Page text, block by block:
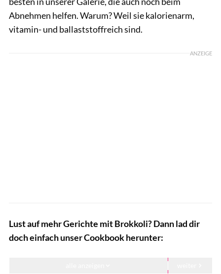
Abnehmen helfen. Warum? Weil sie kalorienarm,
vitamin- und ballaststoffreich sind.
ANZEIGE
Lust auf mehr Gerichte mit Brokkoli? Dann lad dir
doch einfach unser Cookbook herunter: